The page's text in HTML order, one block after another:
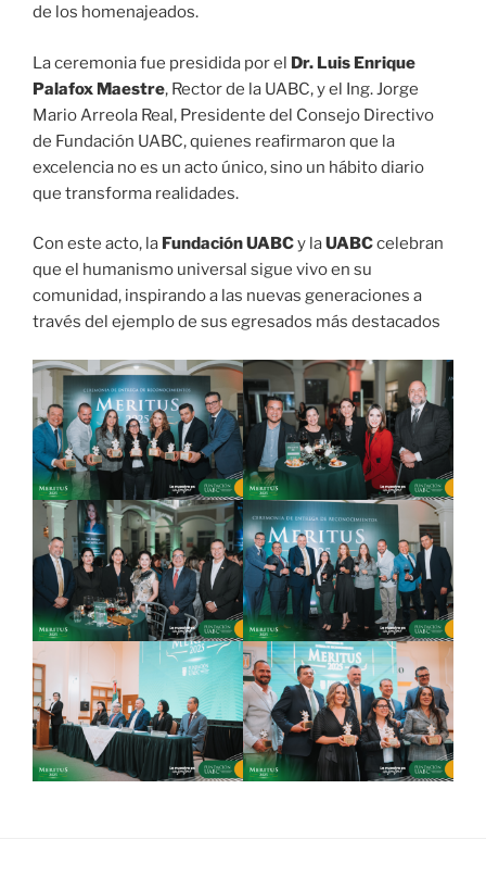
de los homenajeados.
La ceremonia fue presidida por el Dr. Luis Enrique
Palafox Maestre, Rector de la UABC, y el Ing. Jorge
Mario Arreola Real, Presidente del Consejo Directivo
de Fundación UABC, quienes reafirmaron que la
excelencia no es un acto único, sino un hábito diario
que transforma realidades.
Con este acto, la Fundación UABCy laUABCcelebran
que el humanismo universal sigue vivo en su
comunidad, inspirando a las nuevas generaciones a
través del ejemplo de sus egresados más destacados